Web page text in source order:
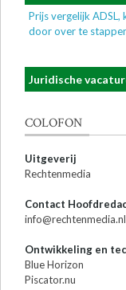
Prijs vergelijk ADSL,
door over te
Juridische
COLOFON
Uitgeverij
Rechtenmedia
Contact
info@rechtenmedia.nl
Ontwikkeling en
Blue Horizon
Piscator.nu